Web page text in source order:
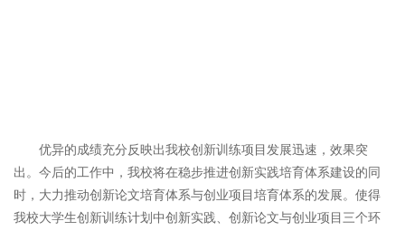
优异的成绩充分反映出我校创新训练项目发展迅速，效果突
出。今后的工作中，我校将在稳步推进创新实践培育体系建设的同
时，大力推动创新论文培育体系与创业项目培育体系的发展。使得
我校大学生创新训练计划中创新实践、创新论文与创业项目三个环